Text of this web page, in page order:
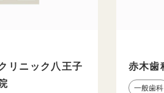
リニック八王子
赤木歯
一般歯科